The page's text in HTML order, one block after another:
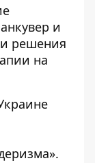
и
решения
на